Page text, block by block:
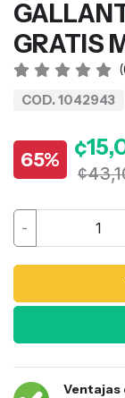
GRATIS
(
COD. 1042943
65%
-
Ventajas